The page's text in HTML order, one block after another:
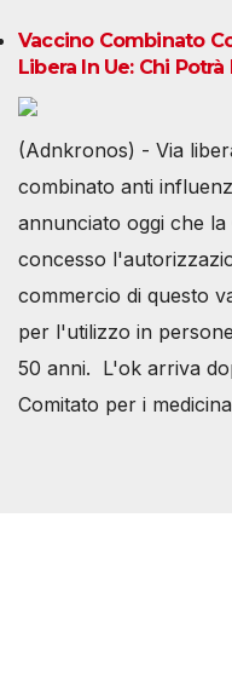
Vaccino Combinato
Libera In Ue: Chi Potrà
(Adnkronos) - Via
combinato anti
annunciato oggi che
concesso
commercio di questo
per l'utilizzo in
50 anni. L'ok arriva
Comitato per i